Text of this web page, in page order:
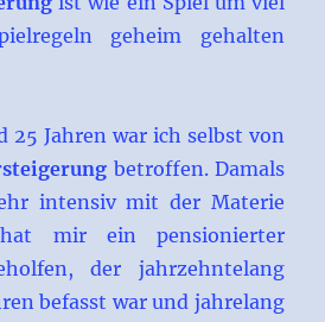
geheim gehalten
25 Jahren war ich selbst von
betroffen. Damals
intensiv mit der Materie
mir ein pensionierter
der jahrzehntelang
befasst war und jahrelang